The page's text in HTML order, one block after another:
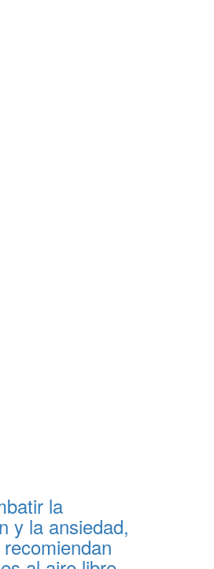
la
y la ansiedad,